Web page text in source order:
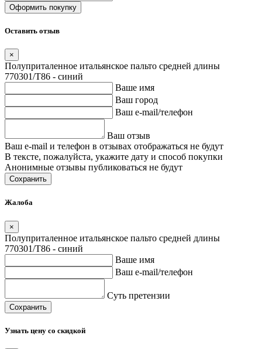
Оставить отзыв
×
Полуприталенное итальянское пальто средней длины
770301/T86 - синий
Ваше имя
Ваш город
Ваш e-mail/телефон
Ваш отзыв
Ваш e-mail и телефон в отзывах отображаться не будут
В тексте, пожалуйста, укажите дату и способ покупки
Анонимные отзывы публиковаться не будут
Сохранить
Жалоба
×
Полуприталенное итальянское пальто средней длины
770301/T86 - синий
Ваше имя
Ваш e-mail/телефон
Суть претензии
Сохранить
Узнать цену со скидкой